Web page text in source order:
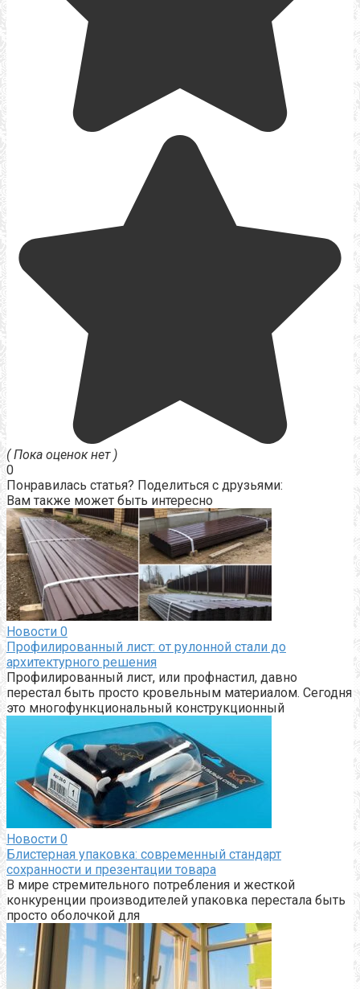
( Пока оценок нет )
0
Понравилась статья? Поделиться с друзьями:
Вам также может быть интересно
Новости 0
Профилированный лист: от рулонной стали до
архитектурного решения
Профилированный лист, или профнастил, давно
перестал быть просто кровельным материалом. Сегодня
это многофункциональный конструкционный
Новости 0
Блистерная упаковка: современный стандарт
сохранности и презентации товара
В мире стремительного потребления и жесткой
конкуренции производителей упаковка перестала быть
просто оболочкой для